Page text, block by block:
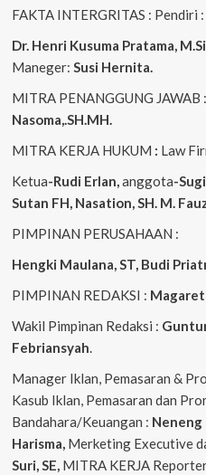
FAKTA INTERGRITAS : Pendiri :
Dr. Henri Kusuma Pratama,
Maneger: Susi Hernita.
MITRA PENANGGUNG JAWAB :
Nasoma,.SH.MH.
MITRA KERJA HUKUM : Law
Ketua-Rudi Erlan,anggota-
Sutan FH, Nasation, SH. M.
PIMPINAN PERUSAHAAN :
Hengki Maulana, ST, Budi
PIMPINAN REDAKSI :
Wakil Pimpinan Redaksi :
Febriansyah.
Manager Iklan, Pemasaran &
Kasub Iklan, Pemasaran dan
Bandahara/Keuangan : Neneng
Harisma, Merketing Executive
Suri, SE, MITRA KERJA